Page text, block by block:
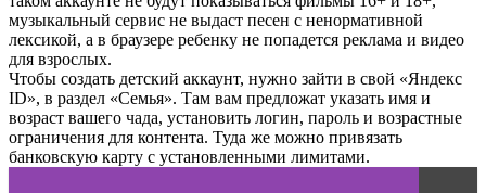
музыкальный сервис не выдаст песен с ненормативной
лексикой, а в браузере ребенку не попадется реклама и видео
для взрослых.
Чтобы создать детский аккаунт, нужно зайти в свой «Яндекс
ID», в раздел «Семья». Там вам предложат указать имя и
возраст вашего чада, установить логин, пароль и возрастные
ограничения для контента. Туда же можно привязать
банковскую карту с установленными лимитами.